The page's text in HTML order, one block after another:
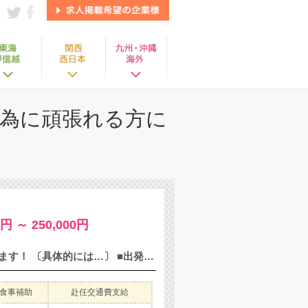
に頑張れる方に
～ 250,000円
コースのご案内・ラウンドのサポートなどの接客業務をお願いします！ 〔具体的には…〕 ■出発・準備 ■カートを運転しながらコースのご案内 ■ラウンドのサポート →コースの特徴・距離のアドバイス ■ラウンド終了後の片づけ etc... ラウンドは、カートにバッグを1つずつ積んで移動します。 ボタンを押すと自動で動くカートもあるので、 重い荷物を持ち続けることはありません◎
事補助 赴任交通費支給